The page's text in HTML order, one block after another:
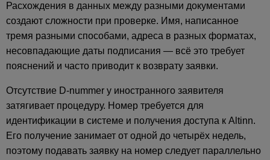
Расхождения в данных между разными документами
создают сложности при проверке. Имя, написанное
тремя разными способами, адреса в разных форматах,
несовпадающие даты подписания — всё это требует
пояснений и часто приводит к возврату заявки.
Отсутствие D-nummer у иностранного заявителя
затягивает процедуру. Номер требуется для
идентификации в системе и получения доступа к Altinn.
Его получение занимает от одной до четырёх недель,
поэтому подавать заявку на номер следует параллельно